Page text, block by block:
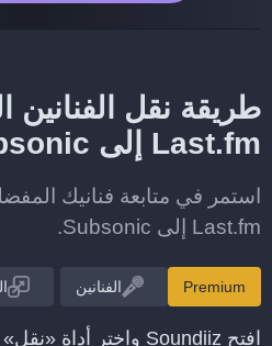
طريقة نقل الفنانين
Last.fm إلى Subsonic
استمر في متابعة فنانيك
Last.fm إلى Subsonic.
Premium الفنانين
افتح Soundiiz واختر أداة «نقل»